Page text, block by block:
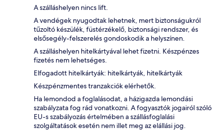
A szálláshelyen nincs lift.
A vendégek nyugodtak lehetnek, mert biztonságukról
tűzoltó készülék, füstérzékelő, biztonsági rendszer, és
elsősegély-felszerelés gondoskodik a helyszínen.
A szálláshelyen hitelkártyával lehet fizetni. Készpénzes
fizetés nem lehetséges.
Elfogadott hitelkártyák: hitelkártyák, hitelkártyák
Készpénzmentes tranzakciók elérhetők.
Ha lemondod a foglalásodat, a házigazda lemondási
szabályzata fog rád vonatkozni. A fogyasztók jogairól szóló
EU-s szabályozás értelmében a szállásfoglalási
szolgáltatások esetén nem illet meg az elállási jog.